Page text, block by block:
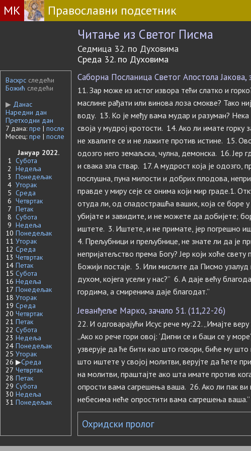
МК Православни подсетник
Читање из Светог Писма
Седмица 32. по Духовима
Среда 32. по Духовима
Васкрс следећи
Божић следећи
▶ Данас
Наредни дан
Претходни дан
7 дана: пре | после
Месец: пре | после
Јануар 2022.
1 Субота
2 Недеља
3 Понедељак
4 Уторак
5 Среда
6 Четвртак
7 Петак
8 Субота
9 Недеља
10 Понедељак
11 Уторак
12 Среда
13 Четвртак
14 Петак
15 Субота
16 Недеља
17 Понедељак
18 Уторак
19 Среда
20 Четвртак
21 Петак
22 Субота
23 Недеља
24 Понедељак
25 Уторак
26 ▶Среда
27 Четвртак
28 Петак
29 Субота
30 Недеља
31 Понедељак
Саборна Посланица Светог Апостола Јакова,
11. Зар може из истог извора тећи слатко и
маслине рађати или винова лоза смокве? Тако
воду. 13. Ко је међу вама мудар и разуман?
своја у мудрој кротости. 14. Ако ли имате горку
не хвалите се и не лажите против истине. 15.
одозго него земаљска, чулна, демонска. 16. Јер
и свака зла ствар. 17. А мудрост која је одозго,
послушна, пуна милости и добрих плодова,
правде у миру сеје се онима који мир граде.1.
отуда ли, од сладострашћа ваших, која се
убијате и завидите, и не можете да добијете;
иштете. 3. Иштете, и не примате, јер погрешно
4. Прељубници и прељубнице, не знате ли да је
непријатељство према Богу? Јер који хоће
Божији постаје. 5. Или мислите да Писмо
духом, којега усели у нас?” 6. А даје већу
гордима, а смиренима даје благодат.”
Јеванђеље Марко, зачало 51. (11,22-26)
22. И одговарајући Исус рече му:22. „Имајте
„Ако ко рече гори овој: ‘Дигни се и баци се у
узверује да ће бити као што говори, биће му
што иштете у својој молитви, верујте да ћете
на молитви, праштајте ако шта имате против
опрости вама сагрешења ваша. 26. Ако ли пак ви
небесима неће опростити вама сагрешења ваша.”
Охридски пролог